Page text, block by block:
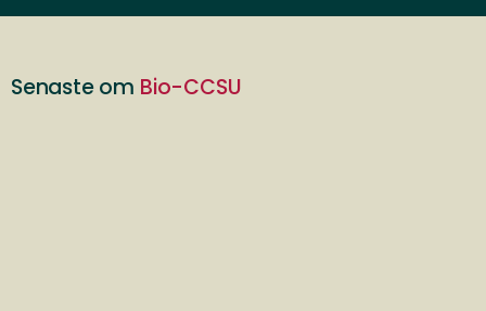
Senaste om Bio-CCSU